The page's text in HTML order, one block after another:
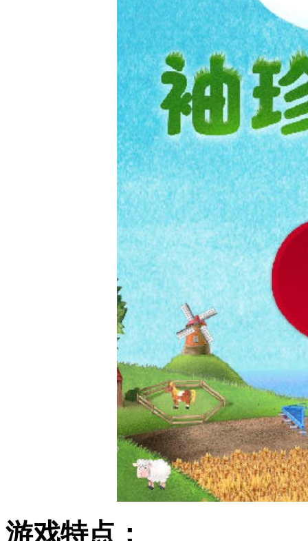
游戏特点：